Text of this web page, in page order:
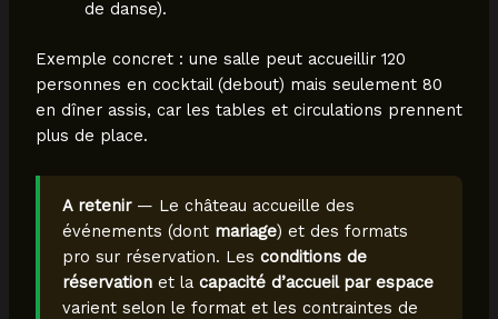
de danse).
Exemple concret : une salle peut accueillir 120
personnes en cocktail (debout) mais seulement 80
en dîner assis, car les tables et circulations prennent
plus de place.
A retenir— Le château accueille des
événements (dont mariage) et des formats
pro sur réservation. Les conditions de
réservationet la capacité d’accueil par espace
varient selon le format et les contraintes de